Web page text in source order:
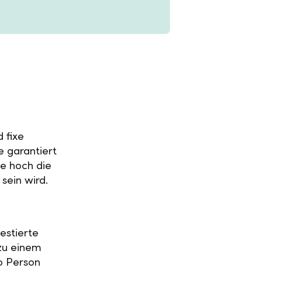
fixe
garantiert
hoch die
wird.
einem
Person